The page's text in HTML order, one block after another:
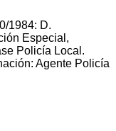
1984: D.
Especial,
Policía Local.
Agente Policía